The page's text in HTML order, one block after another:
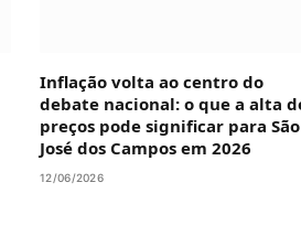
Inflação volta ao centro do
debate nacional: o que a alta
preços pode significar para São
José dos Campos em 2026
12/06/2026